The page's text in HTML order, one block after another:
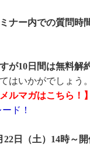
ナー内での質問時
が10日間は無料解
はいかがでしょう。
ルマガはこちら！】
ド！
22日（土）14時～